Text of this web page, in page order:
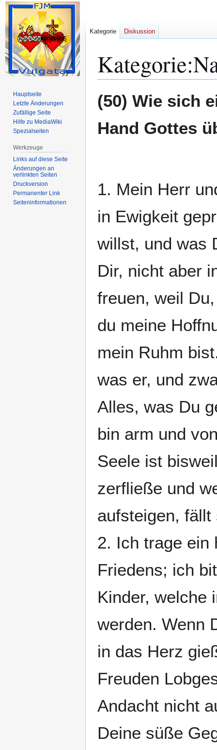
Kategorie:
Navigation
Suche
(50) Wie sich
Hand Gottes
1. Mein Herr
in Ewigkeit
willst, und was
Dir, nicht aber
freuen, weil
du meine
mein Ruhm
was er, und
Alles, was Du
bin arm und
Seele ist
zerfließe und
aufsteigen,
2. Ich trage ein
Friedens; ich
Kinder, welche
werden. Wenn
in das Herz
Freuden
Andacht nicht
Deine süße
Kategorie Diskussion
Hauptseite
Letzte Änderungen
Zufällige Seite
Hilfe zu MediaWiki
Spezialseiten
Werkzeuge
Links auf diese Seite
Änderungen an
verlinkten Seiten
Druckversion
Permanenter Link
Seiten­­informationen